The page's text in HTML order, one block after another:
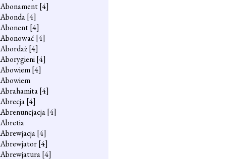
Abonament[4]
Abonda[4]
Abonent[4]
Abonować [4]
Abordaż[4]
Aborygieni[4]
Abowiem[4]
Abowiem
Abrahamita[4]
Abrecja[4]
Abrenuncjacja[4]
Abretia
Abrewjacja[4]
Abrewjator[4]
Abrewjatura[4]